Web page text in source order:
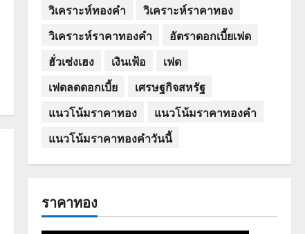
วิเคราะห์ทองคำ
วิเคราะห์ราคาทอง
วิเคราะห์ราคาทองคำ
อัตราดอกเบี้ยเฟด
ฮั่วเซ่งเฮง
เงินเฟ้อ
เฟด
เฟดลดดอกเบี้ย
เศรษฐกิจสหรัฐ
แนวโน้มราคาทอง
แนวโน้มราคาทองคำ
แนวโน้มราคาทองคำวันนี้
ราคาทอง